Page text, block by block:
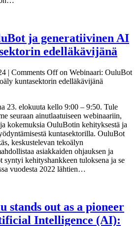
ja generatiivinen AI
edelläkävijänä
| Comments Offon Webinaari: OuluBot
kuntasektorin edelläkävijänä
23. elokuuta kello 9:00 – 9:50. Tule
seuraan ainutlaatuiseen webinaariin,
kokemuksia OuluBotin kehityksestä ja
kuntasektorilla. OuluBot
keskustelevan tekoälyn
asiakkaiden ohjauksen ja
kehityshankkeen tuloksena ja se
vuodesta 2022 lähtien…
stands out as a pioneer
Intelligence (AI):